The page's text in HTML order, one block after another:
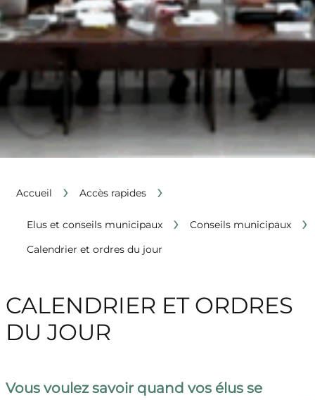
Accueil › Accès rapides ›
Elus et conseils municipaux › Conseils municipaux ›
Calendrier et ordres du jour
CALENDRIER ET ORDRES
DU JOUR
Vous voulez savoir quand vos élus se